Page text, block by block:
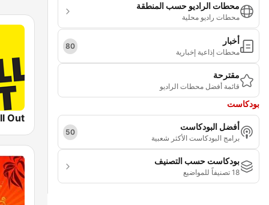
محطات الراديو حسب المنطقة
محطات راديو محلية
أخبار
محطات إذاعية إخبارية
80
مقترحة
قائمة أفضل محطات الراديو
بودكاست
أفضل البودكاست
برامج البودكاست الأكثر شعبية
50
بودكاست حسب التصنيف
18 تصنيفاً للمواضيع